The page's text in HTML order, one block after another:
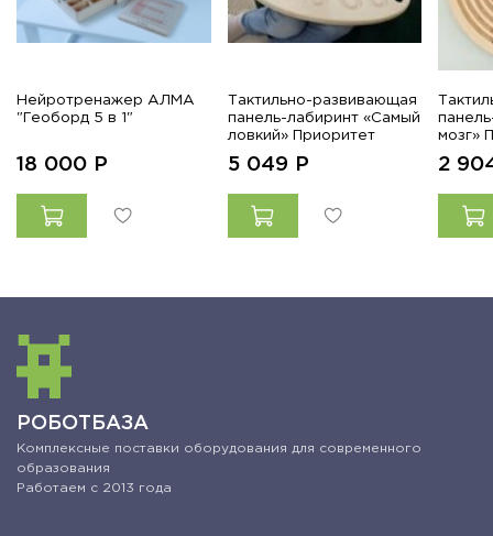
Нейротренажер АЛМА
"Геоборд 5 в 1"
18 000 Р
Тактильно-развивающая
панель-лабиринт «Самый
ловкий» Приоритет
5 049 Р
мозг»
2
РОБОТБАЗА
Комплексные поставки оборудования для современного
образования
Работаем с 2013 года